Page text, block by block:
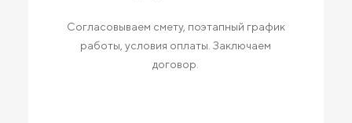
Согласовываем смету, поэтапный график
работы, условия оплаты. Заключаем
договор.